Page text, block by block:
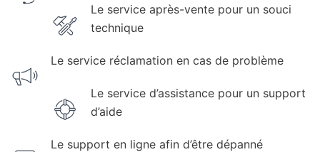
Le service après-vente pour un souci
technique
Le service réclamation en cas de problème
Le service d’assistance pour un support
d’aide
Le support en ligne afin d’être dépanné